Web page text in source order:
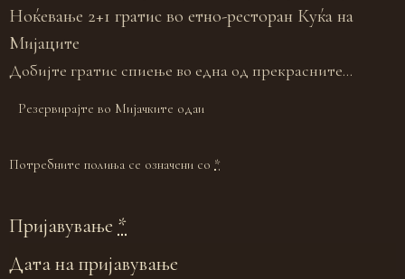
Ноќевање 2+1 гратис во етно-ресторан Куќа на
Мијаците
Добијте гратис спиење во една од прекрасните...
Резервирајте во Мијачките одаи
Потребните полиња се означени со *
Пријавување *